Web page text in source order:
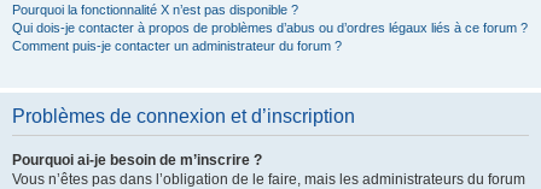
Pourquoi la fonctionnalité X n’est pas disponible ?
Qui dois-je contacter à propos de problèmes d’abus ou d’ordres légaux liés à ce forum ?
Comment puis-je contacter un administrateur du forum ?
Problèmes de connexion et d’inscription
Pourquoi ai-je besoin de m’inscrire ?
Vous n’êtes pas dans l’obligation de le faire, mais les administrateurs du forum